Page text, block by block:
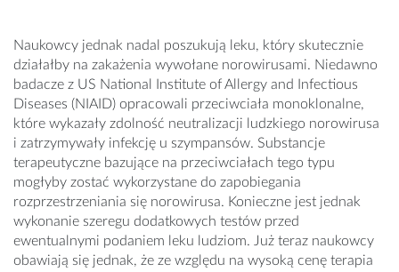
Naukowcy jednak nadal poszukują leku, który skutecznie
działałby na zakażenia wywołane norowirusami. Niedawno
badacze z US National Institute of Allergy and Infectious
Diseases (NIAID) opracowali przeciwciała monoklonalne,
które wykazały zdolność neutralizacji ludzkiego norowirusa
i zatrzymywały infekcję u szympansów. Substancje
terapeutyczne bazujące na przeciwciałach tego typu
mogłyby zostać wykorzystane do zapobiegania
rozprzestrzeniania się norowirusa. Konieczne jest jednak
wykonanie szeregu dodatkowych testów przed
ewentualnymi podaniem leku ludziom. Już teraz naukowcy
obawiają się jednak, że ze względu na wysoką cenę terapia